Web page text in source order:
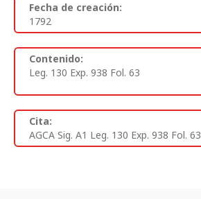
Fecha de creación:
1792
Contenido:
Leg. 130 Exp. 938 Fol. 63
Cita:
AGCA Sig. A1 Leg. 130 Exp. 938 Fol. 63